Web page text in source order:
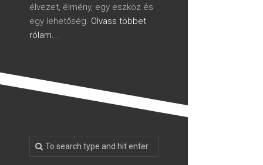
élvezet, élmény, egy eszköz és
egy lehetőség. Olvass többet
rólam...